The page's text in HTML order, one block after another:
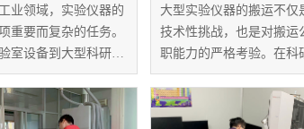
业领域，实验仪器的
重要而复杂的任务。
室设备到大型科研仪
高效地搬运是保证设
正常运行的关键。实
价格表明细是搬运服
大型实验仪器的搬运不仅
技术性挑战，也是对搬运
职能力的严格考验。在科
疗和工业领域，这些仪器
重要的科学使命，因此其
程不仅需要精密计划，还